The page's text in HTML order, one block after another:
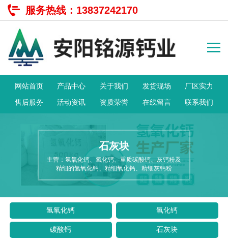
服务热线： 13837242170
网站首页 产品中心 关于我们 发货现场
厂区实力
售后服务
活动资讯 资质荣誉 在线留言 联系我们
石灰块
主营：氢氧化钙、氧化钙、重质碳酸钙、灰钙粉及
精细的氢氧化钙、精细氧化钙、精细灰钙粉
氢氧化钙 氧化钙
碳酸钙 石灰块